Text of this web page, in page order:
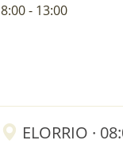
8:00 - 13:00
ELORRIO ·